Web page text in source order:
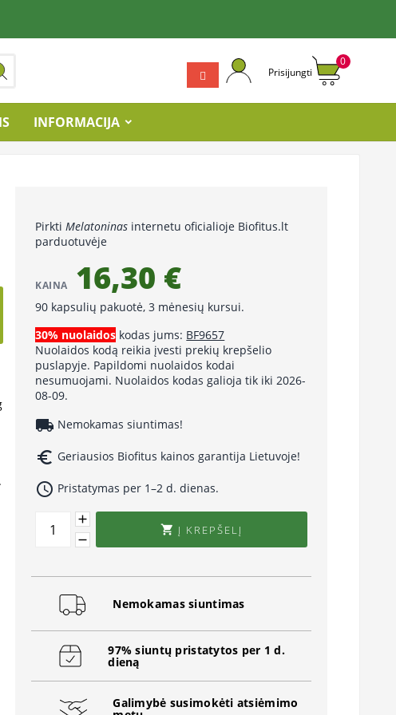
Prisijungti
0
INFORMACIJA
PirktiMelatoninas internetu oficialioje Biofitus.lt
parduotuvėje
KAINA 16,30 €
90 kapsulių pakuotė, 3 mėnesių kursui.
30% nuolaidos kodas jums: BF9657
Nuolaidos kodą reikia įvesti prekių krepšelio
puslapyje. Papildomi nuolaidos kodai
nesumuojami. Nuolaidos kodas galioja tik iki 2026-
08-09.
local_shipping Nemokamas siuntimas!
euro_symbol Geriausios Biofitus kainos garantija Lietuvoje!
access_time Pristatymas per 1–2 d. dienas.
 Į KREPŠELĮ
Nemokamas siuntimas
97% siuntų pristatytos per 1 d.
dieną
Galimybė susimokėti atsiėmimo